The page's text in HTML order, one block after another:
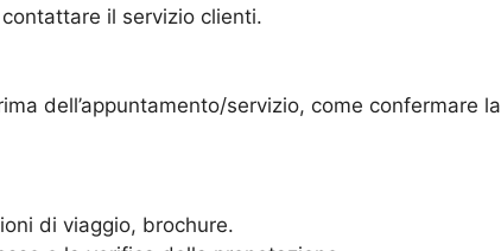
il servizio clienti.
dell’appuntamento/servizio, come confermare la
di viaggio, brochure.